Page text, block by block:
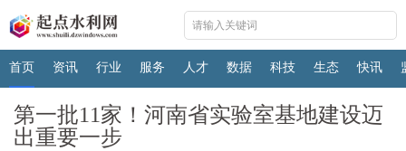
首页 资讯 行业 服务 人才 数据 科技 生态 快讯
第一批11家！河南省实验室基地建设迈
出重要一步